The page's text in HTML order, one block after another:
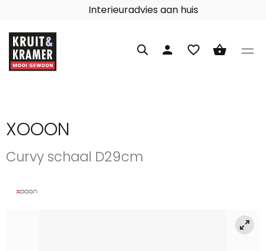
Interieuradvies aan huis
person favorite_border shopping_basket
XOOON
Curvy schaal D29cm